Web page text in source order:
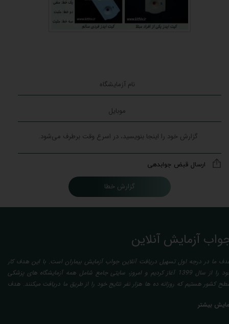
گزارش خطا
ارسال قبض جوابدهی
آزمایش آنلاین
ما در درجه اول تسهیل دریافت آنلاین جواب آزمایش بیماران است. با این هدف کار
خود را از سال 1399 آغاز کردیم و امروز، سایتی جامع شامل همه آزمایشگاه های پزشکی
کشور هستیم که روزانه ده ها هزار نفر نتایج خود را از طریق ما دریافت میکنند. هدف
با تایید و مهر پزشک متخصص) میباشد. رسالت ما در تفسیر، استخراج حداکثر
بیشتر